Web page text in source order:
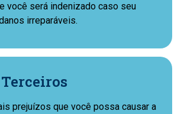
você será indenizado caso seu
irreparáveis.
prejuízos que você possa causar a